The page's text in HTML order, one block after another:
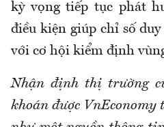
kỳ vọng tiếp tục phát
điều kiện giúp chỉ số
với cơ hội kiểm định
Nhận định thị trường
khoán được